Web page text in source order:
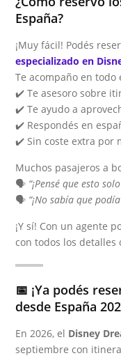
España?
¡Muy fácil! Podés
especializado en
Te acompaño en todo
✔️ Te asesoro sobre
✔️ Te ayudo a
✔️ Respondés en
✔️ Sin coste extra por
Muchos pasajeros a
🗣️ “¡Pensé que esto
🗣️ “¡No sabía que
¡Y sí! Con un agente
con todos los detalles
📅 ¡Ya podés
desde España
En 2026, el Disney
septiembre con